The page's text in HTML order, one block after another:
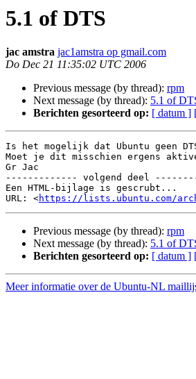
5.1 of DTS
jac amstra jac1amstra op gmail.com
Do Dec 21 11:35:02 UTC 2006
Previous message (by thread): rpm
Next message (by thread): 5.1 of
Berichten gesorteerd op: [ datum ]
Is het mogelijk dat Ubuntu geen
Moet je dit misschien ergens
Gr Jac
------------- volgend deel
Een HTML-bijlage is gescrubt...
URL: <https://lists.ubuntu.com/
Previous message (by thread): rpm
Next message (by thread): 5.1 of
Berichten gesorteerd op: [ datum ]
Meer informatie over de Ubuntu-NL